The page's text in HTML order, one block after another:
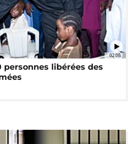
02:08
personnes libérées des